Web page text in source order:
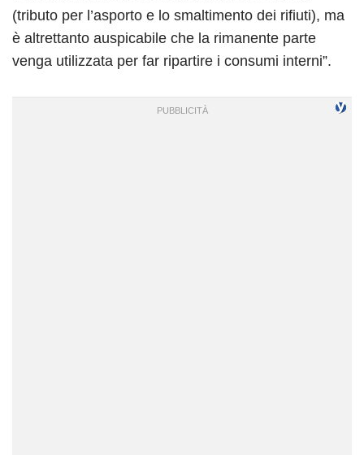
(tributo per l’asporto e lo smaltimento dei rifiuti), ma
è altrettanto auspicabile che la rimanente parte
venga utilizzata per far ripartire i consumi interni”.